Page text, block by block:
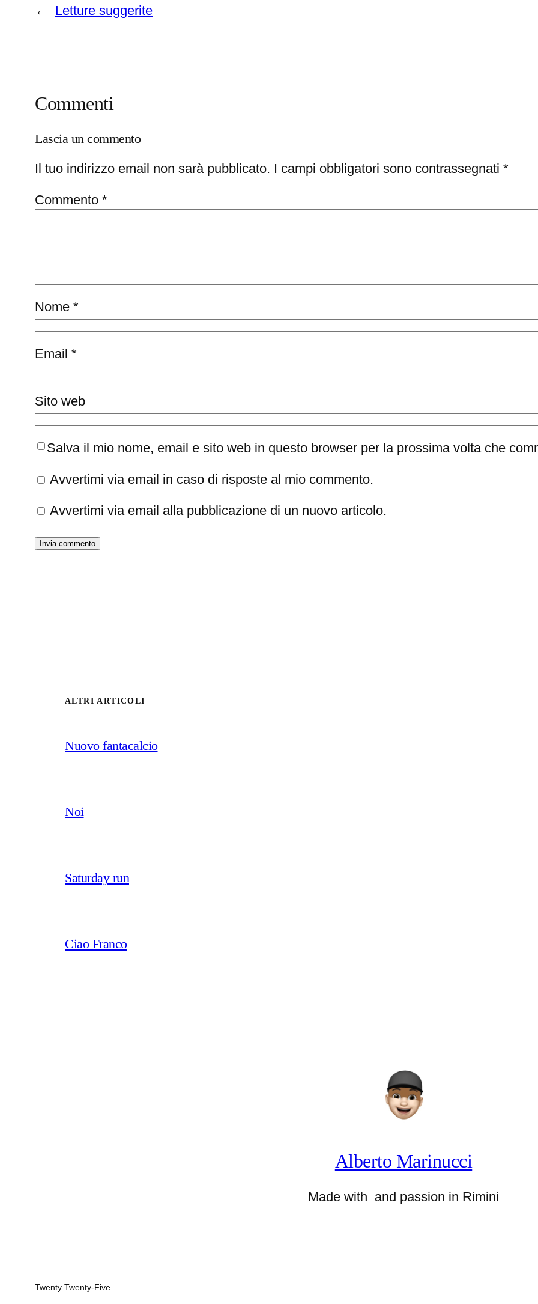
← Letture suggerite
Commenti
Lascia un commento
Il tuo indirizzo email non sarà pubblicato. I campi obbligatori sono contrassegnati *
Commento *
Nome *
Email *
Sito web
Salva il mio nome, email e sito web in questo browser per la prossima volta che
Avvertimi via email in caso di risposte al mio commento.
Avvertimi via email alla pubblicazione di un nuovo articolo.
ALTRI ARTICOLI
Nuovo fantacalcio
Noi
Saturday run
Ciao Franco
Alberto Marinucci
Made with and passion in Rimini
Twenty Twenty-Five